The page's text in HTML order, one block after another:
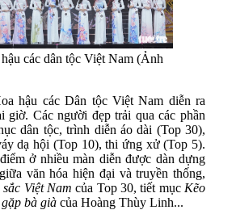
các dân tộc Việt Nam (Ảnh
hậu các Dân tộc Việt Nam diễn ra
giờ. Các người đẹp trải qua các phần
dân tộc, trình diễn áo dài (Top 30),
dạ hội (Top 10), thi ứng xử (Top 5).
ở nhiều màn diễn được dàn dựng
văn hóa hiện đại và truyền thống,
sắc Việt Nam của Top 30, tiết mục Kẽo
bà già của Hoàng Thùy Linh...